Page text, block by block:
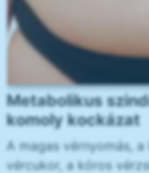
Metabolikus
komoly kockázat
A magas vérnyomás,
vércukor, a kóros